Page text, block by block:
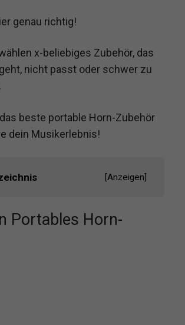
genau richtig!
x-beliebiges Zubehör, das
nicht passt oder schwer zu
beste portable Horn-Zubehör
dein Musikerlebnis!
[Anzeigen]
Portables Horn-